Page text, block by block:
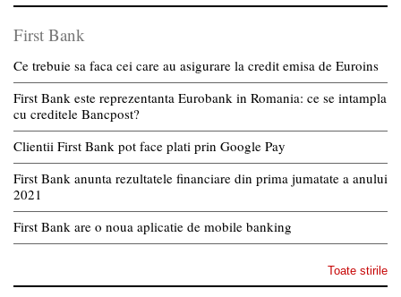
First Bank
Ce trebuie sa faca cei care au asigurare la credit emisa de Euroins
First Bank este reprezentanta Eurobank in Romania: ce se intampla
cu creditele Bancpost?
Clientii First Bank pot face plati prin Google Pay
First Bank anunta rezultatele financiare din prima jumatate a anului
2021
First Bank are o noua aplicatie de mobile banking
Toate stirile